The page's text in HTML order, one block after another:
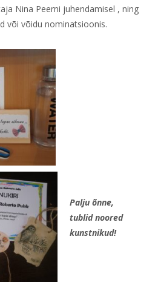
Nina Peerni juhendamisel , ning
või võidu nominatsioonis.
Palju õnne,
tublid noored
kunstnikud!